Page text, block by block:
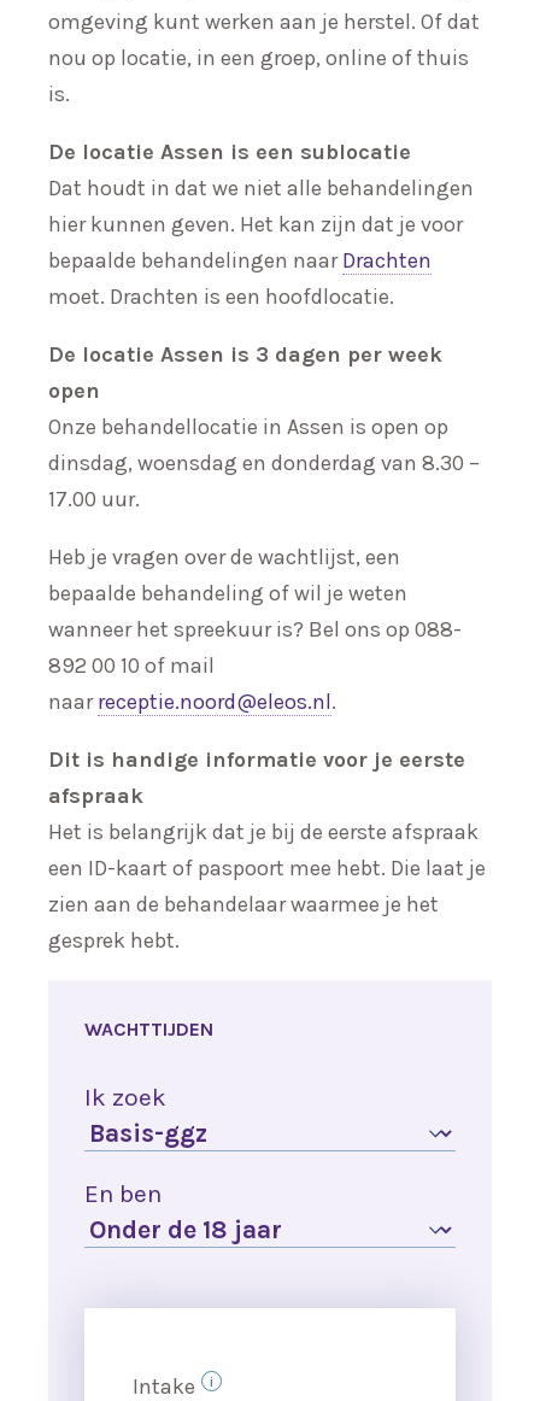
omgeving kunt werken aan je herstel. Of dat
nou op locatie, in een groep, online of thuis
is.
De locatie Assen is een sublocatie
Dat houdt in dat we niet alle behandelingen
hier kunnen geven. Het kan zijn dat je voor
bepaalde behandelingen naarDrachten
moet. Drachten is een hoofdlocatie.
De locatie Assen is 3 dagen per week
open
Onze behandellocatie in Assen is open op
dinsdag, woensdag en donderdag van 8.30 –
17.00 uur.
Heb je vragen over de wachtlijst, een
bepaalde behandeling of wil je weten
wanneer het spreekuur is? Bel ons op 088-
892 00 10 of mail
naarreceptie.noord@eleos.nl.
Dit is handige informatie voor je eerste
afspraak
Het is belangrijk dat je bij de eerste afspraak
een ID-kaart of paspoort mee hebt. Die laat je
zien aan de behandelaar waarmee je het
gesprek hebt.
WACHTTIJDEN
Ik zoek
En ben
Intake